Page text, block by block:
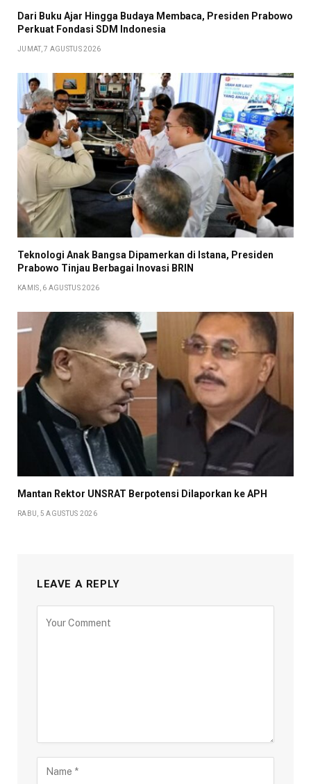
Dari Buku Ajar Hingga Budaya Membaca, Presiden Prabowo
Perkuat Fondasi SDM Indonesia
JUMAT, 7 AGUSTUS 2026
Teknologi Anak Bangsa Dipamerkan di Istana, Presiden
Prabowo Tinjau Berbagai Inovasi BRIN
KAMIS, 6 AGUSTUS 2026
Mantan Rektor UNSRAT Berpotensi Dilaporkan ke APH
RABU, 5 AGUSTUS 2026
LEAVE A REPLY